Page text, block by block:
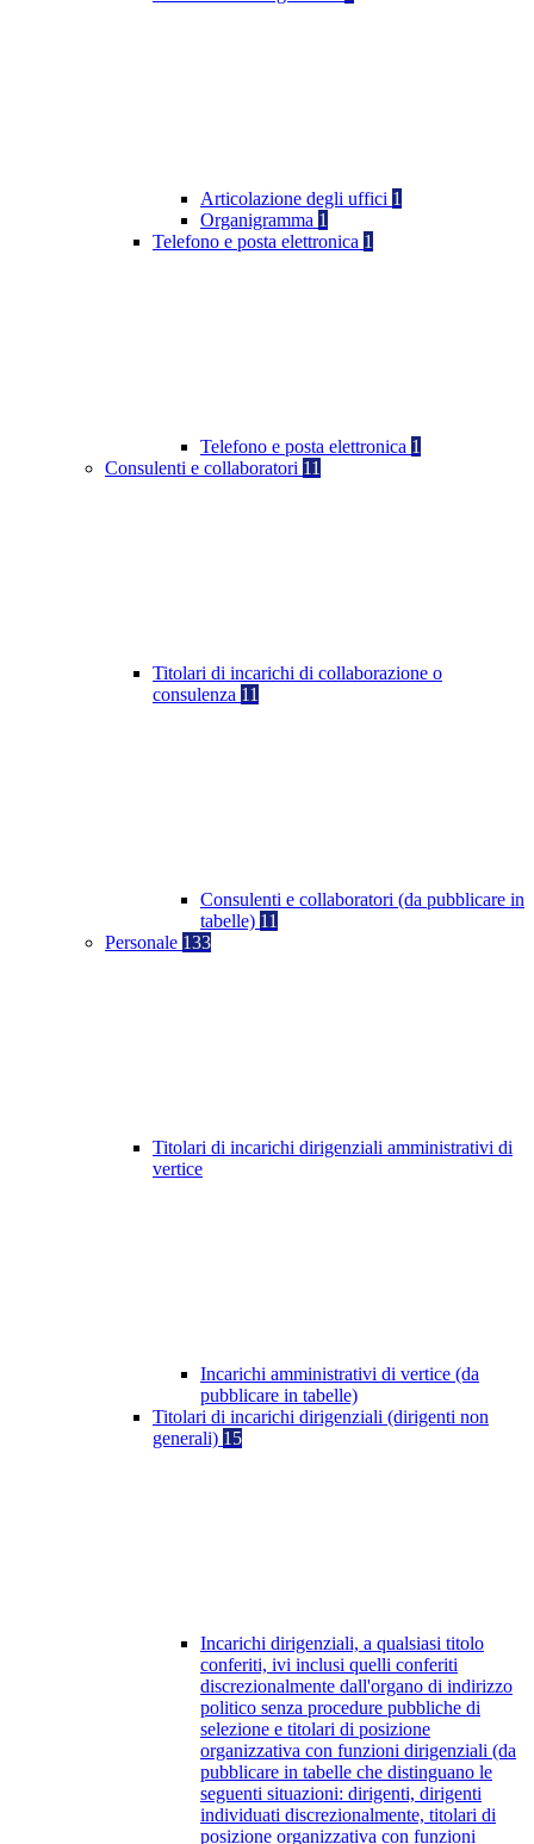
Articolazione degli uffici 1
Organigramma 1
Telefono e posta elettronica 1
Telefono e posta elettronica 1
Consulenti e collaboratori 11
Titolari di incarichi di collaborazione o
consulenza 11
Consulenti e collaboratori (da pubblicare in
tabelle) 11
Personale 133
Titolari di incarichi dirigenziali amministrativi di
vertice
Incarichi amministrativi di vertice (da
pubblicare in tabelle)
Titolari di incarichi dirigenziali (dirigenti non
generali) 15
Incarichi dirigenziali, a qualsiasi titolo
conferiti, ivi inclusi quelli conferiti
discrezionalmente dall'organo di indirizzo
politico senza procedure pubbliche di
selezione e titolari di posizione
organizzativa con funzioni dirigenziali (da
pubblicare in tabelle che distinguano le
seguenti situazioni: dirigenti, dirigenti
individuati discrezionalmente, titolari di
posizione organizzativa con funzioni